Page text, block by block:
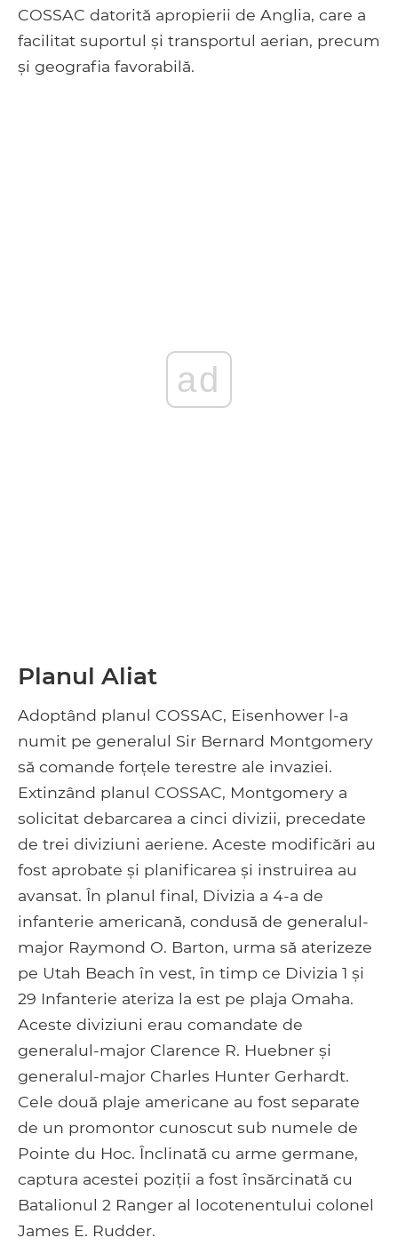
COSSAC datorită apropierii de Anglia, care a
facilitat suportul și transportul aerian, precum
și geografia favorabilă.
ad
Planul Aliat
Adoptând planul COSSAC, Eisenhower l-a
numit pe generalul Sir Bernard Montgomery
să comande forțele terestre ale invaziei.
Extinzând planul COSSAC, Montgomery a
solicitat debarcarea a cinci divizii, precedate
de trei diviziuni aeriene. Aceste modificări au
fost aprobate și planificarea și instruirea au
avansat. În planul final, Divizia a 4-a de
infanterie americană, condusă de generalul-
major Raymond O. Barton, urma să aterizeze
pe Utah Beach în vest, în timp ce Divizia 1 și
29 Infanterie ateriza la est pe plaja Omaha.
Aceste diviziuni erau comandate de
generalul-major Clarence R. Huebner și
generalul-major Charles Hunter Gerhardt.
Cele două plaje americane au fost separate
de un promontor cunoscut sub numele de
Pointe du Hoc. Înclinată cu arme germane,
captura acestei poziții a fost însărcinată cu
Batalionul 2 Ranger al locotenentului colonel
James E. Rudder.